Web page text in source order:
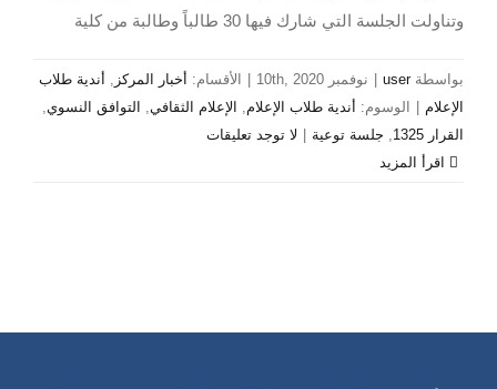
وتناولت الجلسة التي شارك فيها 30 طالباً وطالبة من كلية
بواسطةuser نوفمبر 10th, 2020 الأقسام: أخبار المركز , أندية طلاب
الإعلام
الوسوم: أندية طلاب الإعلام, الإعلام الثقافي, التوافق النسوي,
القرار 1325
, جلسة توعية
لا توجد تعليقات